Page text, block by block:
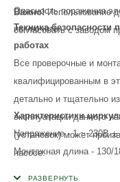
Важно!Использование
согласовать с заводом
Опасность поражения
исключить.
Техника
работах
Все проверочные и
квалифицированным в
детально и тщательно
эксплуатации данного
(установок) может
насосе.
Характеристики
Напряжение - 1 ~ 230В ±
Монтажная длина - 130/